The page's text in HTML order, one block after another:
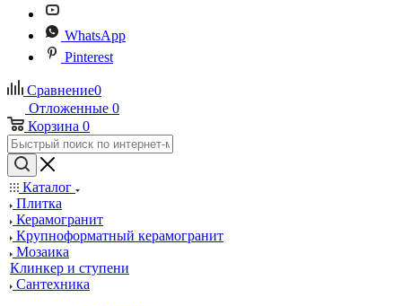
WhatsApp
Pinterest
Сравнение0
Отложенные 0
Корзина 0
Каталог
Плитка
Керамогранит
Крупноформатный керамогранит
Мозаика
Клинкер и ступени
Сантехника